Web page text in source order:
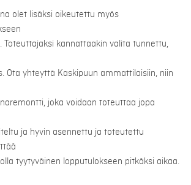
olet lisäksi oikeutettu myös
Toteuttajaksi kannattaakin valita tunnettu,
Ota yhteyttä Kaskipuun ammattilaisiin, niin
joka voidaan toteuttaa jopa
ja hyvin asennettu ja toteutettu
tyytyväinen lopputulokseen pitkäksi aikaa.